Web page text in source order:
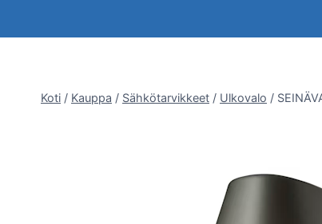
Koti / Kauppa / Sähkötarvikkeet / Ulkovalo /